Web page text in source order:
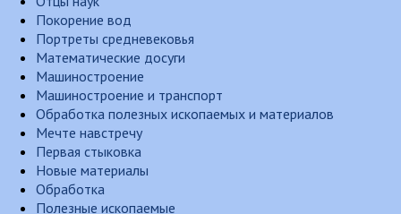
Покорение вод
Портреты средневековья
Математические досуги
Машиностроение
Машиностроение и транспорт
Обработка полезных ископаемых и материалов
Мечте навстречу
Первая стыковка
Новые материалы
Обработка
Полезные ископаемые